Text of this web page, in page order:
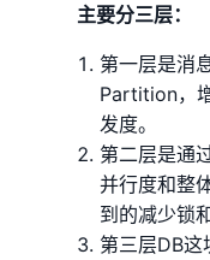
主要分三层：
第一层是消
Partition，
发度。
第二层是通
并行度和整
到的减少锁
第三层DB